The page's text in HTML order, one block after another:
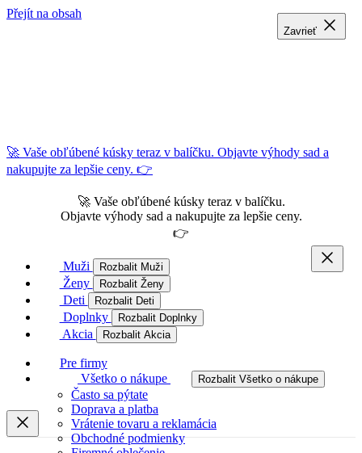
Přejít na obsah
🚀 Vaše obľúbené kúsky teraz v balíčku. Objavte výhody sad a
nakupujte za lepšie ceny. 👉
🚀 Vaše obľúbené kúsky teraz v balíčku.
Objavte výhody sad a nakupujte za lepšie ceny.
👉
Muži Rozbalit Muži
Ženy Rozbalit Ženy
Deti Rozbalit Deti
Doplnky Rozbalit Doplnky
Akcia Rozbalit Akcia
Pre firmy
Všetko o nákupe
Rozbalit Všetko o nákupe
Často sa pýtate
Doprava a platba
Vrátenie tovaru a reklamácia
Obchodné podmienky
Zavrieť
Zavrieť
Zavrieť